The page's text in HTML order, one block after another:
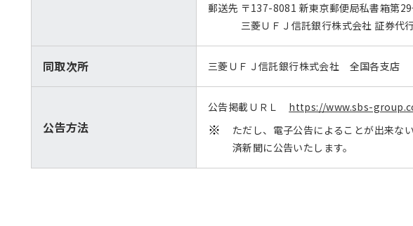
郵送先 〒137-8081 新東京郵便局私書箱第29
三菱ＵＦＪ信託銀行株式会社 証券代
同取次所 三菱ＵＦＪ信託銀行株式会社 全国各支店
公告方法
公告掲載ＵＲＬ https://www.sbs-
ただし、電子公告によることが出来な
済新聞に公告いたします。